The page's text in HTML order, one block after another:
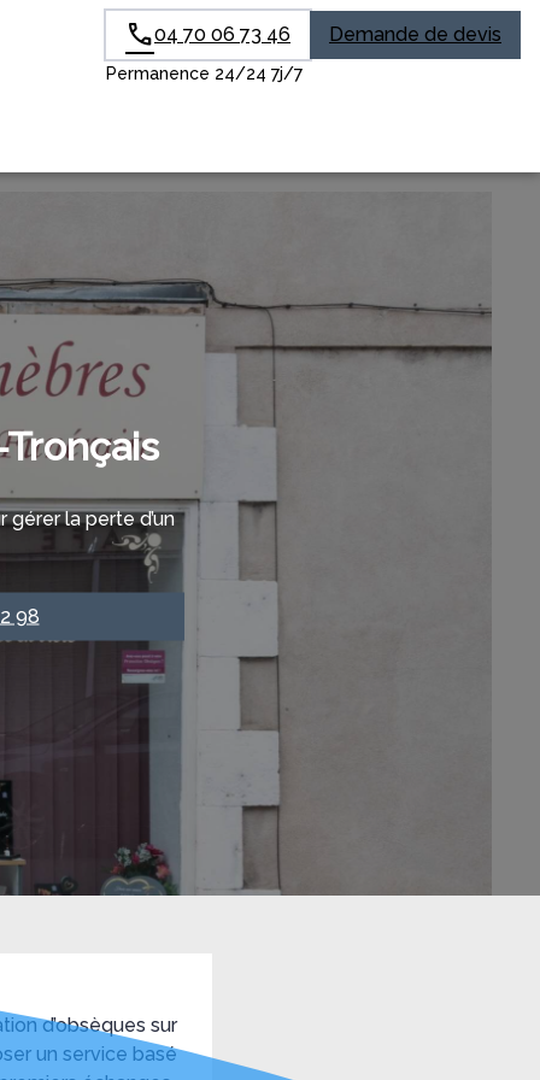
Permanence 24/24 7j/7
04 70 06 73 46 Demande de devis
la perte d’un
98
d’obsèques sur
un service basé